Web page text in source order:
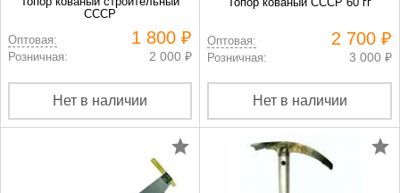
СССР
Оптовая:
1 800 ₽
Розничная: 2 000 ₽
Нет в наличии
Оптовая: 2 700 ₽
Розничная: 3 000 ₽
Нет в наличии